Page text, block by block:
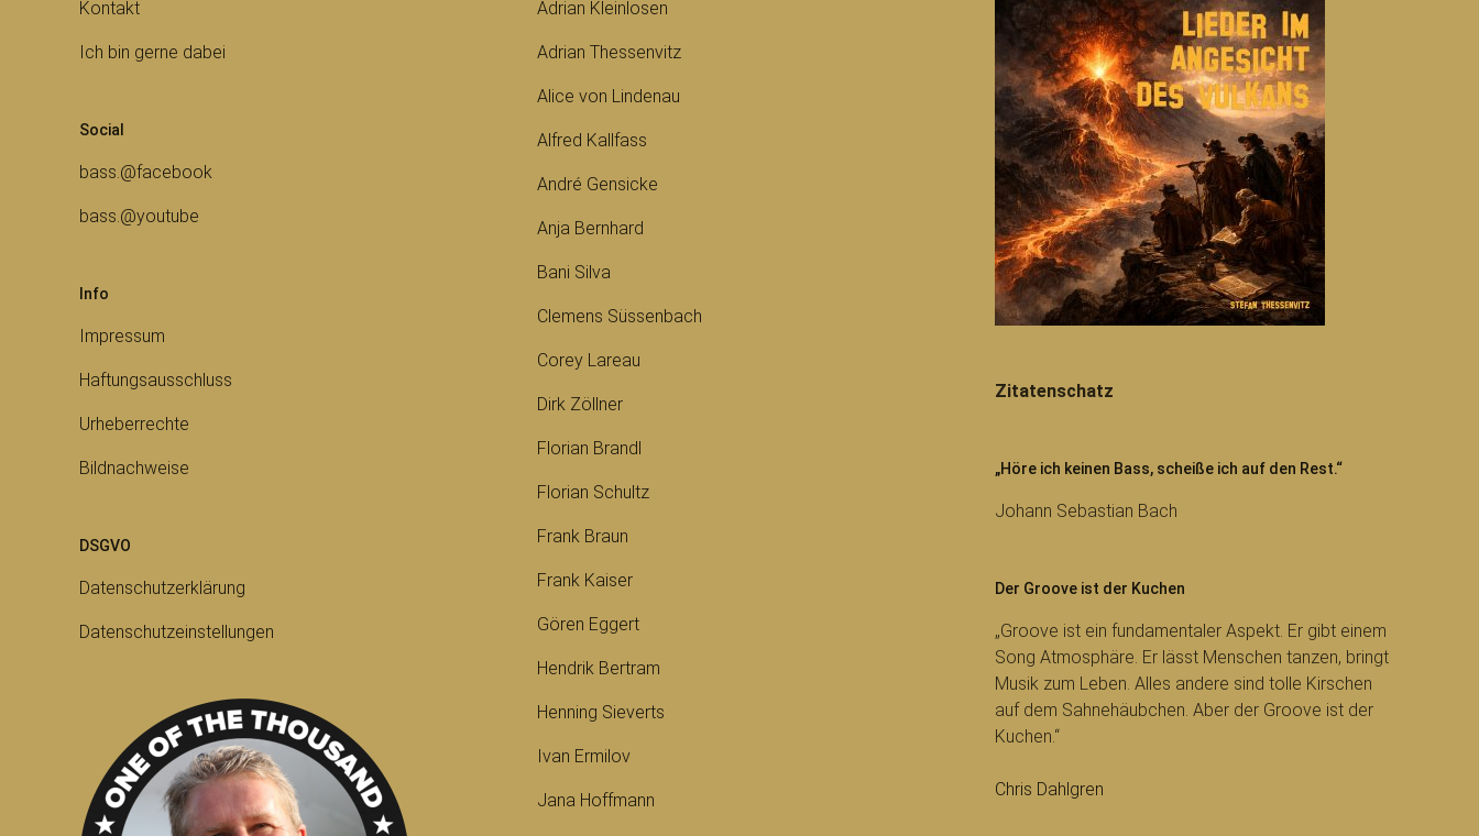
Kontakt
Ich bin gerne dabei
Social
bass.@facebook
bass.@youtube
Info
Impressum
Haftungsausschluss
Urheberrechte
Bildnachweise
DSGVO
Datenschutzerklärung
Datenschutzeinstellungen
Adrian Kleinlosen
Adrian Thessenvitz
Alice von Lindenau
Alfred Kallfass
André Gensicke
Anja Bernhard
Bani Silva
Clemens Süssenbach
Corey Lareau
Dirk Zöllner
Florian Brandl
Florian Schultz
Frank Braun
Frank Kaiser
Gören Eggert
Hendrik Bertram
Henning Sieverts
Ivan Ermilov
Jana Hoffmann
Zitatenschatz
„Höre ich keinen Bass, scheiße ich auf den Rest.“
Johann Sebastian Bach
Der Groove ist der Kuchen
„Groove ist ein fundamentaler Aspekt. Er gibt einem
Song Atmosphäre. Er lässt Menschen tanzen, bringt
Musik zum Leben. Alles andere sind tolle Kirschen
auf dem Sahnehäubchen. Aber der Groove ist der
Kuchen.“
Chris Dahlgren